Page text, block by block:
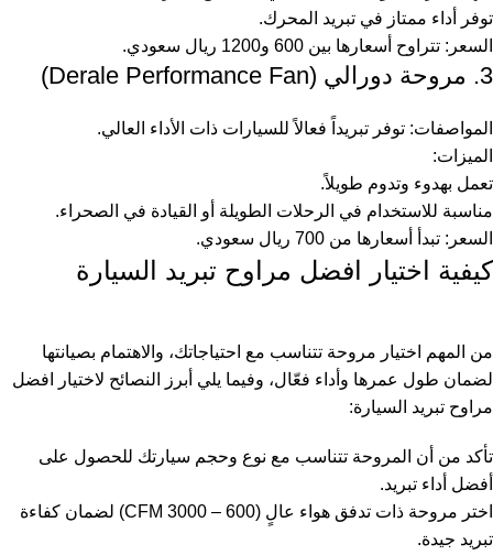
توفر أداء ممتاز في تبريد المحرك.
السعر: تتراوح أسعارها بين 600 و1200 ريال سعودي.
3. مروحة دورالي (Derale Performance Fan)
المواصفات: توفر تبريداً فعالاً للسيارات ذات الأداء العالي.
الميزات:
تعمل بهدوء وتدوم طويلاً.
مناسبة للاستخدام في الرحلات الطويلة أو القيادة في الصحراء.
السعر: تبدأ أسعارها من 700 ريال سعودي.
كيفية اختيار افضل مراوح تبريد السيارة
من المهم اختيار مروحة تتناسب مع احتياجاتك، والاهتمام بصيانتها
لضمان طول عمرها وأداء فعّال، وفيما يلي أبرز النصائح لاختيار افضل
مراوح تبريد السيارة:
تأكد من أن المروحة تتناسب مع نوع وحجم سيارتك للحصول على
أفضل أداء تبريد.
اختر مروحة ذات تدفق هواء عالٍ (600 – 3000 CFM) لضمان كفاءة
تبريد جيدة.